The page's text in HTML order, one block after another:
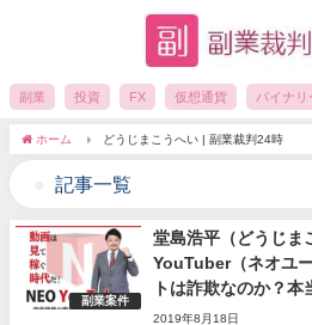
副業 投資 FX 仮想通貨 バイナリ
ホーム どうじまこうへい | 副業裁判24時
記事一覧
副業案件
堂島浩平（どうじま
YouTuber（ネオユ
トは詐欺なのか？本
2019年8月18日